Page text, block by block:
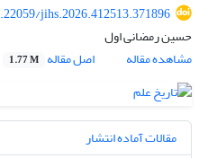
jihs.2026.412513.371896
حسین رمضانی اول
مشاهده مقاله
اصل مقاله 1.77 M
مقالات آماده انتشار